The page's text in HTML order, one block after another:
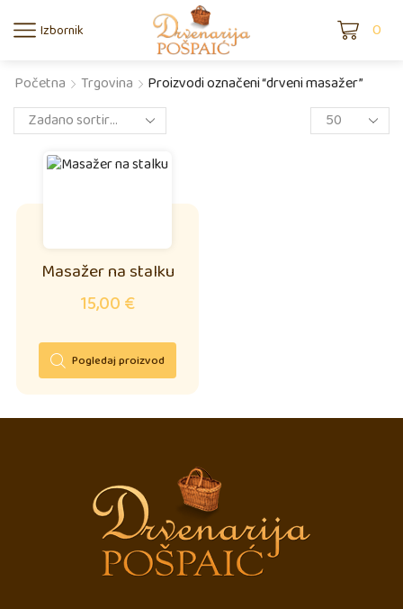
Izbornik 0
Početna Trgovina Proizvodi označeni “drveni masažer”
Masažer na stalku
15,00€
Pogledaj proizvod